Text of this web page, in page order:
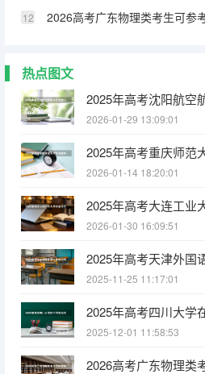
热点图文
2026-01-29 13:09:01
2026-01-14 18:20:01
2026-01-30 16:09:51
2025-11-25 11:17:01
2025-12-01 11:58:53